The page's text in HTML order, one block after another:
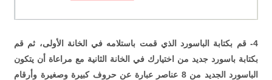
4- قم بكتابة الباسورد الذي قمت باستلامه في الخانة الأولى، ثم قم
بكتابة باسورد جديد من اختيارك في الخانة الثانية مع مراعاة أن يتكون
الباسورد الجديد من 8 عناصر عبارة عن حروف كبيرة وصغيرة وأرقام